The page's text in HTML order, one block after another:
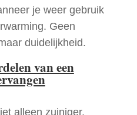
je weer gebruik
Geen
duidelijkheid.
van een
alleen zuiniger,